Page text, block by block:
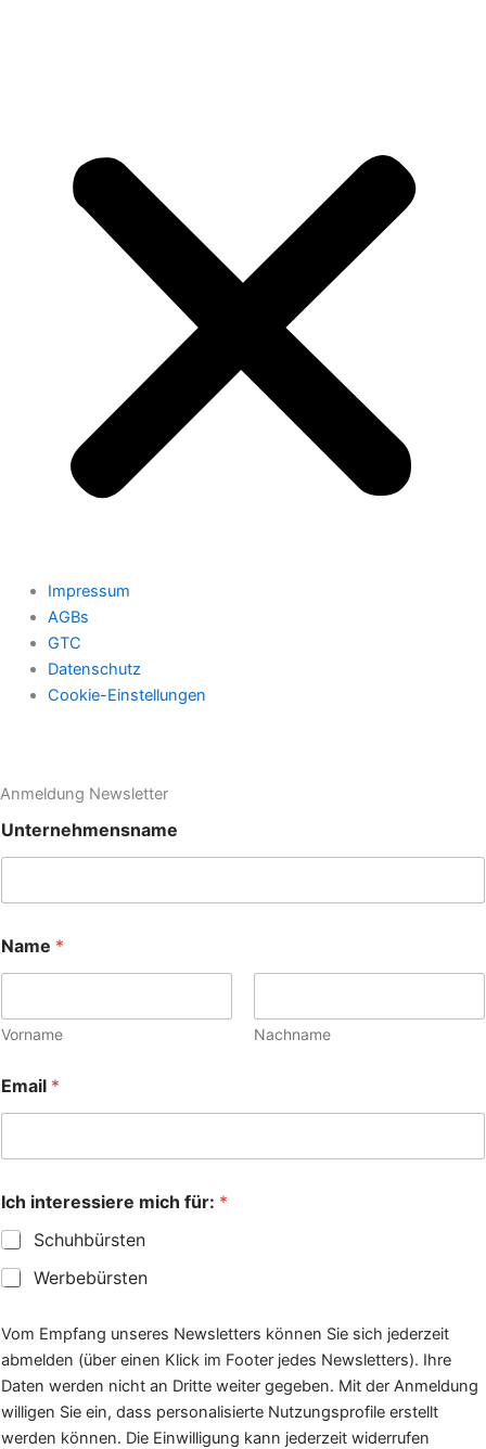
Impressum
AGBs
GTC
Datenschutz
Cookie-Einstellungen
Anmeldung Newsletter
Unternehmensname
Name *
Vorname Nachname
Email *
a
t
e
n
s
h
t
z
e
r
Ich interessiere mich für: *
Schuhbürsten
Werbebürsten
Vom Empfang unseres Newsletters können Sie sich jederzeit
abmelden (über einen Klick im Footer jedes Newsletters). Ihre
Daten werden nicht an Dritte weiter gegeben. Mit der Anmeldung
willigen Sie ein, dass personalisierte Nutzungsprofile erstellt
werden können. Die Einwilligung kann jederzeit widerrufen